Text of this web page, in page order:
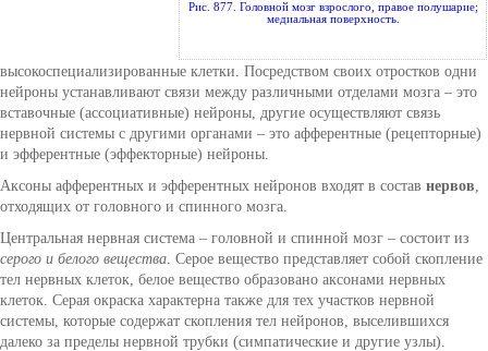
Рис. 877. Головной мозг взрослого, правое полушарие;
медиальная поверхность.
высокоспециализированные клетки. Посредством своих отростков одни
нейроны устанавливают связи между различными отделами мозга – это
вставочные (ассоциативные) нейроны, другие осуществляют связь
нервной системы с другими органами – это афферентные (рецепторные)
и эфферентные (эффекторные) нейроны.
Аксоны афферентных и эфферентных нейронов входят в состав нервов,
отходящих от головного и спинного мозга.
Центральная нервная система – головной и спинной мозг – состоит из
серого и белого вещества. Серое вещество представляет собой скопление
тел нервных клеток, белое вещество образовано аксонами нервных
клеток. Серая окраска характерна также для тех участков нервной
системы, которые содержат скопления тел нейронов, выселившихся
далеко за пределы нервной трубки (симпатические и другие узлы).